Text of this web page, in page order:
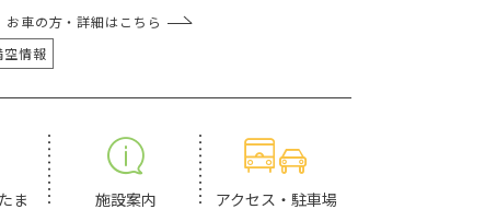
車の方・詳細はこちら
空情報
ま 施設案内 アクセス ・駐車場